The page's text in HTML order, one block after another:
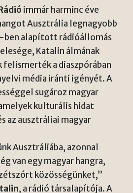
immár harminc éve
Ausztrália legnagyobb
ben alapított rádióállomás
Katalin álmának
felismerték a diaszpórában
média iránti igényét. A
sugároz magyar
kulturális hidat
az ausztráliai magyar
Ausztráliába, azonnal
van egy magyar hangra,
közösségünket,”
, a rádió társalapítója. A